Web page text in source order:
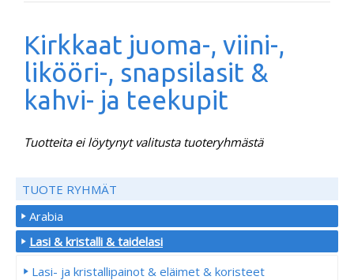
Kirkkaat juoma-, viini-,
likööri-, snapsilasit &
kahvi- ja teekupit
Tuotteita ei löytynyt valitusta tuoteryhmästä
TUOTE RYHMÄT
Arabia
Lasi & kristalli & taidelasi
Lasi- ja kristallipainot & eläimet & koristeet